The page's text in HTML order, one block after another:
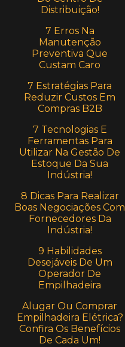
Distribuição!
7 Erros Na
Manutenção
Preventiva Que
Custam Caro
7 Estratégias Para
Reduzir Custos Em
Compras B2B
7 Tecnologias E
Ferramentas Para
Utilizar Na Gestão De
Estoque Da Sua
Indústria!
8 Dicas Para Realizar
Boas Negociações Com
Fornecedores Da
Indústria!
9 Habilidades
Desejáveis De Um
Operador De
Empilhadeira
Alugar Ou Comprar
Empilhadeira Elétrica?
Confira Os Benefícios
De Cada Um!